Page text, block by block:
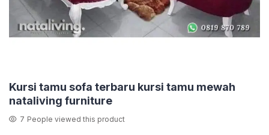
Kursi tamu sofa terbaru kursi tamu mewah
nataliving furniture
7 People viewed this product